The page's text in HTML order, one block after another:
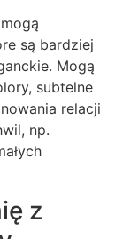
są bardziej
Mogą
subtelne
relacji
np.
z